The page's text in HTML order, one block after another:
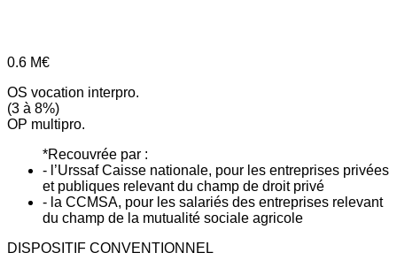
0.6 M€
OS vocation interpro.
(3 à 8%)
OP multipro.
*Recouvrée par :
- l’Urssaf Caisse nationale, pour les entreprises privées
et publiques relevant du champ de droit privé
- la CCMSA, pour les salariés des entreprises relevant
du champ de la mutualité sociale agricole
DISPOSITIF CONVENTIONNEL